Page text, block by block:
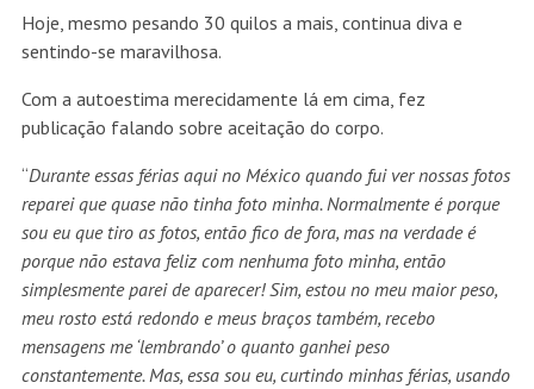
Hoje, mesmo pesando 30 quilos a mais, continua diva e
sentindo-se maravilhosa.
Com a autoestima merecidamente lá em cima, fez
publicação falando sobre aceitação do corpo.
“Durante essas férias aqui no México quando fui ver nossas fotos
reparei que quase não tinha foto minha. Normalmente é porque
sou eu que tiro as fotos, então fico de fora, mas na verdade é
porque não estava feliz com nenhuma foto minha, então
simplesmente parei de aparecer! Sim, estou no meu maior peso,
meu rosto está redondo e meus braços também, recebo
mensagens me ‘lembrando’ o quanto ganhei peso
constantemente. Mas, essa sou eu, curtindo minhas férias, usando